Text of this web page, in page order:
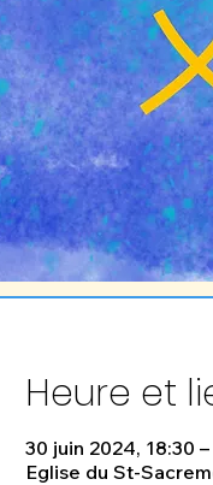
Heure et
30 juin 2024, 18:30 –
Eglise du St-